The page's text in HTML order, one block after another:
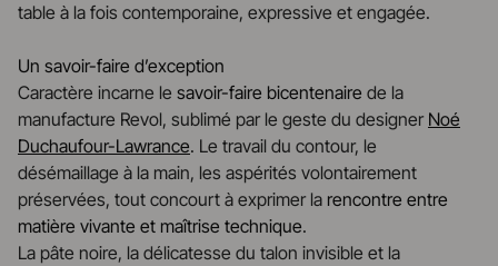
table à la fois contemporaine, expressive et engagée.
Un savoir-faire d’exception
Caractère incarne le savoir-faire bicentenaire de la
manufacture Revol, sublimé par le geste du designer Noé
Duchaufour-Lawrance. Le travail du contour, le
désémaillage à la main, les aspérités volontairement
préservées, tout concourt à exprimer la rencontre entre
matière vivante et maîtrise technique.
La pâte noire, la délicatesse du talon invisible et la